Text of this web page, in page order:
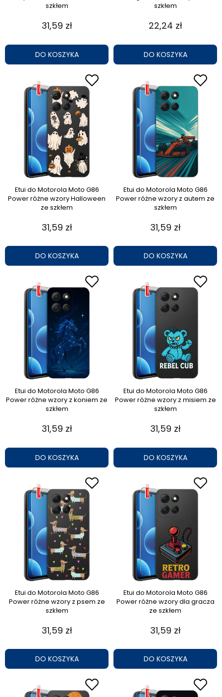
szkłem
31,59 zł
DO KOSZYKA
szkłem
22,24 zł
DO KOSZYKA
Etui do Motorola Moto G86
Power różne wzory Halloween
ze szkłem
31,59 zł
DO KOSZYKA
Etui do Motorola Moto G86
Power różne wzory z autem ze
szkłem
31,59 zł
DO KOSZYKA
Etui do Motorola Moto G86
Power różne wzory z koniem ze
szkłem
31,59 zł
DO KOSZYKA
Etui do Motorola Moto G86
Power różne wzory z misiem ze
szkłem
31,59 zł
DO KOSZYKA
Etui do Motorola Moto G86
Power różne wzory z psem ze
szkłem
31,59 zł
DO KOSZYKA
Etui do Motorola Moto G86
Power różne wzory dla gracza
ze szkłem
31,59 zł
DO KOSZYKA